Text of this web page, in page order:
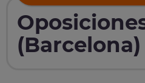
(Barcelona)